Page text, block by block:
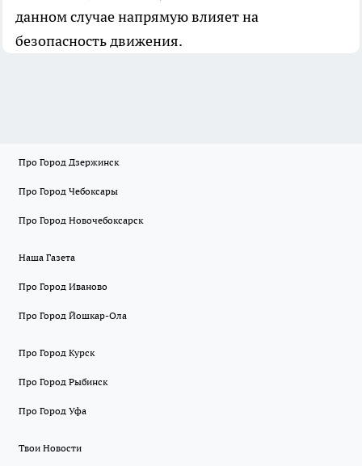
данном случае напрямую влияет на
безопасность движения.
Про Город Дзержинск
Про Город Чебоксары
Про Город Новочебоксарск
Наша Газета
Про Город Иваново
Про Город Йошкар-Ола
Про Город Курск
Про Город Рыбинск
Про Город Уфа
Твои Новости